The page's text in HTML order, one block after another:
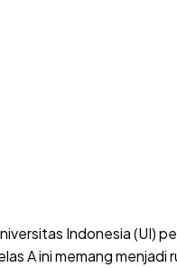
Indonesia (UI)
A ini memang menjadi